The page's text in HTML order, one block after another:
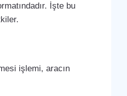
İşte bu
işlemi, aracın